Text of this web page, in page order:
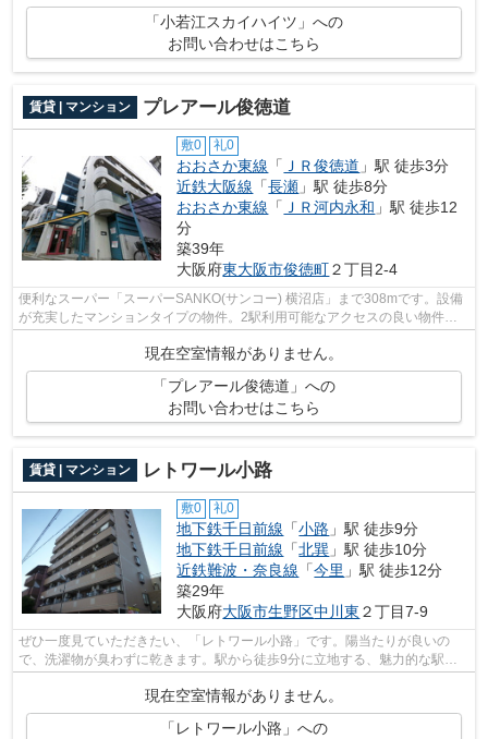
「小若江スカイハイツ」への
お問い合わせはこちら
賃貸 | マンション プレアール俊徳道
敷0 礼0
おおさか東線 「 ＪＲ俊徳道 」駅 徒歩3分
近鉄大阪線 「長瀬 」駅 徒歩8分
おおさか東線 「 ＪＲ河内永和 」駅 徒歩12
分
築39年
大阪府東大阪市俊徳町２丁目2-4
便利なスーパー「スーパーSANKO(サンコー) 横沼店」まで308mです。設備
が充実したマンションタイプの物件。2駅利用可能なアクセスの良い物件で
す。徒歩3分の位置に駅がある、魅力的な...
現在空室情報がありません。
「プレアール俊徳道」への
お問い合わせはこちら
賃貸 | マンション レトワール小路
敷0 礼0
地下鉄千日前線 「小路 」駅 徒歩9分
地下鉄千日前線 「北巽 」駅 徒歩10分
近鉄難波・奈良線 「今里 」駅 徒歩12分
築29年
大阪府大阪市生野区中川東 ２丁目7-9
ぜひ一度見ていただきたい、「レトワール小路」です。陽当たりが良いの
で、洗濯物が臭わずに乾きます。駅から徒歩9分に立地する、魅力的な駅近
現在空室情報がありません。
「レトワール小路」への